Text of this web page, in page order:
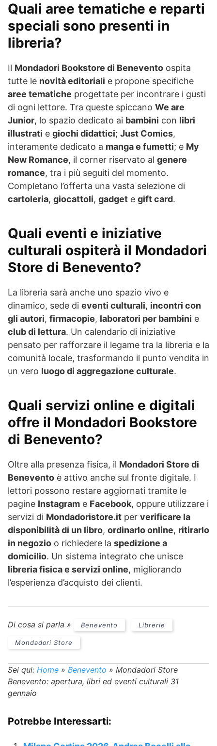
Quali aree tematiche e reparti
speciali sono presenti in
libreria?
Il Mondadori Bookstore di Benevento ospita
tutte le novità editoriali e propone specifiche
aree tematiche progettate per incontrare i gusti
di ogni lettore. Tra queste spiccano We are
Junior, lo spazio dedicato ai bambini con libri
illustrati e giochi didattici; Just Comics,
interamente dedicato a manga e fumetti; e My
New Romance, il corner riservato al genere
romance, tra i più seguiti del momento.
Completano l’offerta una vasta selezione di
cartoleria, giocattoli, gadget e gift card.
Quali eventi e iniziative
culturali ospiterà il Mondadori
Store di Benevento?
La libreria sarà anche uno spazio vivo e
dinamico, sede di eventi culturali, incontri con
gli autori, firmacopie, laboratori per bambini e
club di lettura. Un calendario di iniziative
pensato per rafforzare il legame tra la libreria e la
comunità locale, trasformando il punto vendita in
un vero luogo di aggregazione culturale.
Quali servizi online e digitali
offre il Mondadori Bookstore
di Benevento?
Oltre alla presenza fisica, il Mondadori Store di
Benevento è attivo anche sul fronte digitale. I
lettori possono restare aggiornati tramite le
pagine Instagram e Facebook, oppure utilizzare i
servizi di Mondadoristore.it per verificare la
disponibilità di un libro, ordinarlo online, ritirarlo
in negozio o richiedere la spedizione a
domicilio. Un sistema integrato che unisce
libreria fisica e servizi online, migliorando
l’esperienza d’acquisto dei clienti.
Di cosa si parla » Benevento Librerie
Mondadori Store
Sei qui: Home » Benevento » Mondadori Store
Benevento: apertura, libri ed eventi culturali 31
gennaio
Potrebbe Interessarti: